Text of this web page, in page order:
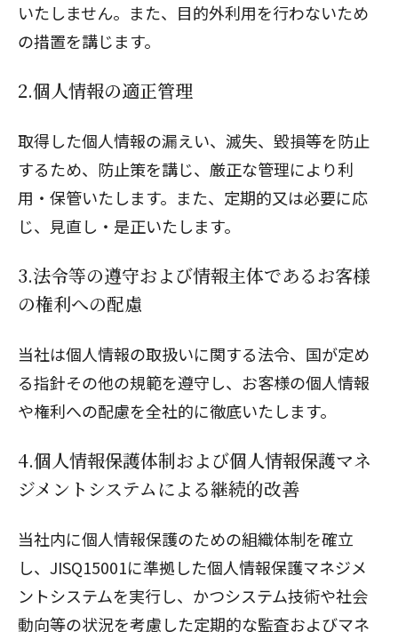
いたしません。また、目的外利用を行わないため
の措置を講じます。
2.個人情報の適正管理
取得した個人情報の漏えい、滅失、毀損等を防止
するため、防止策を講じ、厳正な管理により利
用・保管いたします。また、定期的又は必要に応
じ、見直し・是正いたします。
3.法令等の遵守および情報主体であるお客様
の権利への配慮
当社は個人情報の取扱いに関する法令、国が定め
る指針その他の規範を遵守し、お客様の個人情報
や権利への配慮を全社的に徹底いたします。
4.個人情報保護体制および個人情報保護マネ
ジメントシステムによる継続的改善
当社内に個人情報保護のための組織体制を確立
し、JISQ15001に準拠した個人情報保護マネジメ
ントシステムを実行し、かつシステム技術や社会
動向等の状況を考慮した定期的な監査およびマネ